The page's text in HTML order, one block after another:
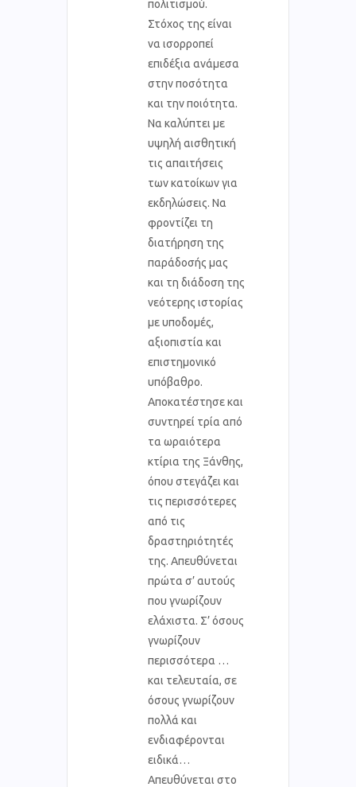
πολιτισμού.
Στόχος της είναι
να ισορροπεί
επιδέξια ανάμεσα
στην ποσότητα
και την ποιότητα.
Να καλύπτει με
υψηλή αισθητική
τις απαιτήσεις
των κατοίκων για
εκδηλώσεις. Να
φροντίζει τη
διατήρηση της
παράδοσής μας
και τη διάδοση της
νεότερης ιστορίας
με υποδομές,
αξιοπιστία και
επιστημονικό
υπόβαθρο.
Αποκατέστησε και
συντηρεί τρία από
τα ωραιότερα
κτίρια της Ξάνθης,
όπου στεγάζει και
τις περισσότερες
από τις
δραστηριότητές
της. Απευθύνεται
πρώτα σ’ αυτούς
που γνωρίζουν
ελάχιστα. Σ’ όσους
γνωρίζουν
περισσότερα …
και τελευταία, σε
όσους γνωρίζουν
πολλά και
ενδιαφέρονται
ειδικά…
Απευθύνεται στο